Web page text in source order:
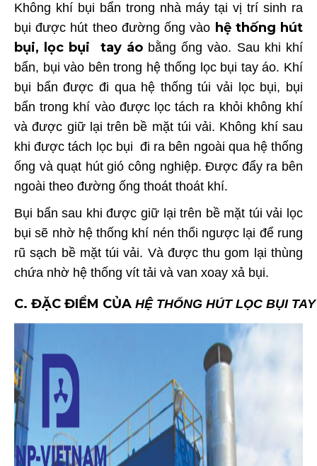
Không khí bụi bẩn trong nhà máy tại vị trí sinh ra
bụi được hút theo đường ống vào hệ thống hút
bụi, lọc bụi
tay áobằng ống vào. Sau khi khí
bẩn, bụi vào bên trong hệ thống lọc bụi tay áo. Khí
bụi bẩn được đi qua hệ thống túi vải lọc bụi, bụi
bẩn trong khí vào được lọc tách ra khỏi không khí
và được giữ lại trên bề mặt túi vải. Không khí sau
khi được tách lọc bụi đi ra bên ngoài qua hệ thống
ống vàquạt hút gió công nghiệp. Được đẩy ra bên
ngoài theo đường ống thoát thoát khí.
Bụi bẩn sau khi được giữ lại trên bề mặt túi vải lọc
bụi sẽ nhờ hệ thống khí nén thổi ngược lại để rung
rũ sạch bề mặt túi vải. Và được thu gom lại thùng
chứa nhờ hệ thống vít tải và van xoay xả bụi.
C. ĐẶC ĐIỂM CỦA HỆ THỐNG HÚT LỌC BỤI